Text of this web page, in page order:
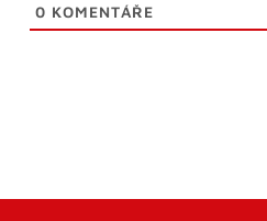
0 KOMENTÁŘE